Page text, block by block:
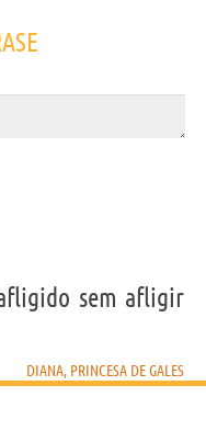
sem afligir
DIANA, PRINCESA DE GALES